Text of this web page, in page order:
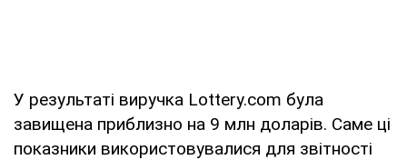
У результаті виручка Lottery.com була
завищена приблизно на 9 млн доларів. Саме ці
показники використовувалися для звітності